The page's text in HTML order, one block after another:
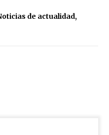
de actualidad,